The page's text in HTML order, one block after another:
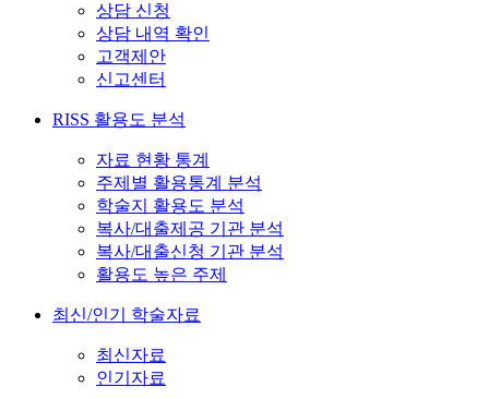
상담 신청
상담 내역 확인
고객제안
신고센터
RISS 활용도 분석
자료 현황 통계
주제별 활용통계 분석
학술지 활용도 분석
복사/대출제공 기관 분석
복사/대출신청 기관 분석
활용도 높은 주제
최신/인기 학술자료
최신자료
인기자료